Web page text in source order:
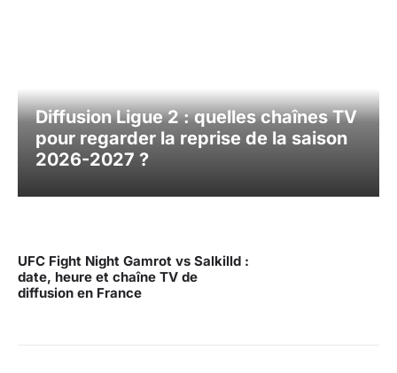
Diffusion Ligue 2 : quelles chaînes TV
pour regarder la reprise de la saison
2026-2027 ?
UFC Fight Night Gamrot vs Salkilld :
date, heure et chaîne TV de
diffusion en France